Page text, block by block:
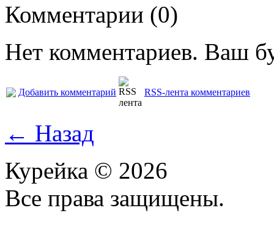
Комментарии (0)
Нет комментариев. Ваш
Добавить комментарий RSS-лента комментариев
← Назад
Курейка © 2026
Все права защищены.